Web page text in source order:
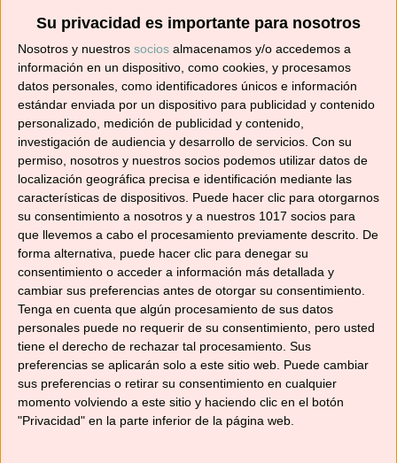
Su privacidad es importante para nosotros
Nosotros y nuestros socios almacenamos y/o accedemos a
información en un dispositivo, como cookies, y procesamos
datos personales, como identificadores únicos e información
estándar enviada por un dispositivo para publicidad y contenido
personalizado, medición de publicidad y contenido,
investigación de audiencia y desarrollo de servicios. Con su
permiso, nosotros y nuestros socios podemos utilizar datos de
localización geográfica precisa e identificación mediante las
características de dispositivos. Puede hacer clic para otorgarnos
su consentimiento a nosotros y a nuestros 1017 socios para
que llevemos a cabo el procesamiento previamente descrito. De
forma alternativa, puede hacer clic para denegar su
consentimiento o acceder a información más detallada y
cambiar sus preferencias antes de otorgar su consentimiento.
Tenga en cuenta que algún procesamiento de sus datos
personales puede no requerir de su consentimiento, pero usted
tiene el derecho de rechazar tal procesamiento. Sus
preferencias se aplicarán solo a este sitio web. Puede cambiar
sus preferencias o retirar su consentimiento en cualquier
momento volviendo a este sitio y haciendo clic en el botón
"Privacidad" en la parte inferior de la página web.
Suscríbete ahora para recibir todas las recetas
en tu correo.
¡No te pierdas ninguna! 👩‍🍳👨‍🍳
Dirección
de
correo
electrónico
Suscribir
YouTube